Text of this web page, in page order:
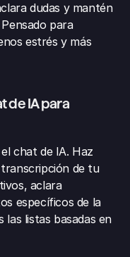
dudas y mantén
para
estrés y más
de IA para
chat de IA. Haz
de tu
aclara
específicos de la
las listas basadas en